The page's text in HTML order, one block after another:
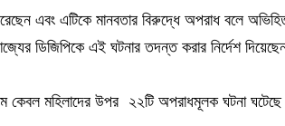
করেছেন এবং এটিকে মানবতার বিরুদ্ধে অপরাধ বলে
ডিজিপিকে এই ঘটনার তদন্ত করার নির্দেশ
কেবল মহিলাদের উপর ২২টি অপরাধমূলক ঘটনা